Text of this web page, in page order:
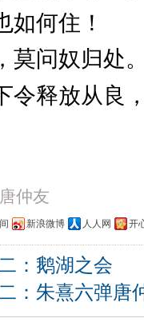
如何住！
莫问奴归处
令释放从良
仲友
新浪微博 人人网 开
：鹅湖之会
：朱熹六弹唐